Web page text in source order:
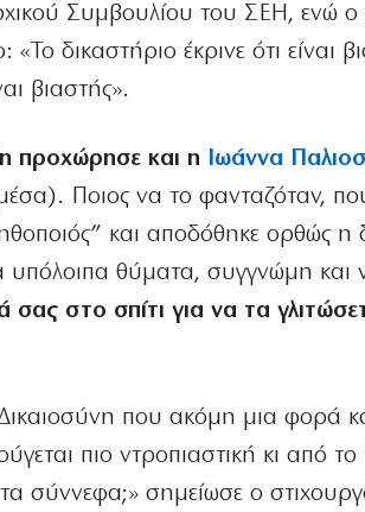
Συμβουλίου του ΣΕΗ, ενώ ο
δικαστήριο έκρινε ότι είναι
βιαστής».
προχώρησε και η Ιωάννα
Ποιος να το φανταζόταν,
και αποδόθηκε ορθώς η
υπόλοιπα θύματα, συγγνώμη και
σας στο σπίτι για να τα
που ακόμη μια φορά
πιο ντροπιαστική κι από το
σύννεφα;» σημείωσε ο